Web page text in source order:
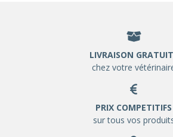
LIVRAISON
chez votre
PRIX COMPETITIFS
sur tous vos